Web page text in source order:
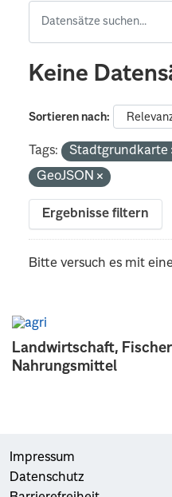
Landwirtschaft,
Nahrungsmittel
Keine
Sortieren nach
Tags: Stadtgrundkarte
GeoJSON
Ergebnisse filtern
Bitte versuch es mit
Impressum
Datenschutz